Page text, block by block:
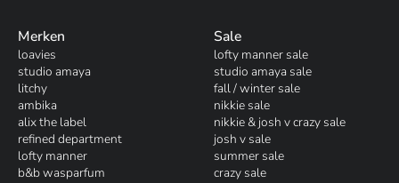
Merken
loavies
studio amaya
litchy
ambika
alix the label
refined department
lofty manner
b&b wasparfum
Sale
lofty manner sale
studio amaya sale
fall / winter sale
nikkie sale
nikkie & josh v crazy sale
josh v sale
summer sale
crazy sale